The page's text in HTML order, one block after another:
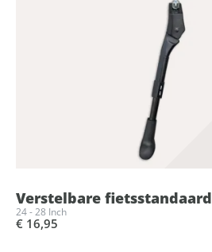
Verstelbare fietsstandaard
24 - 28 Inch
€ 16,95